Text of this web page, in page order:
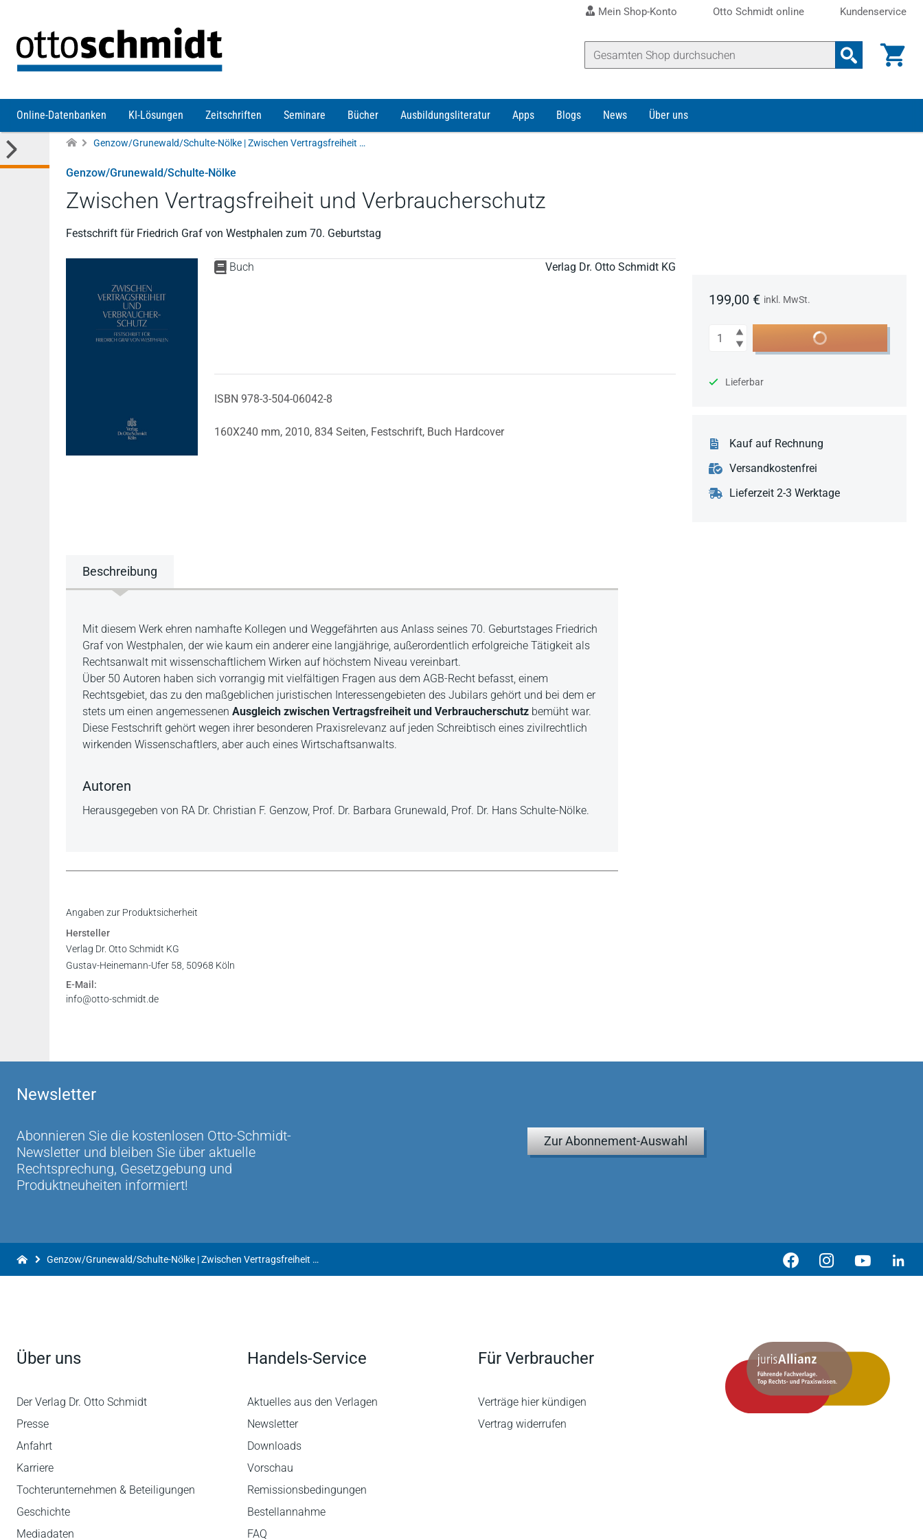
Mein Shop-Konto Otto Schmidt online Kundenservice
Online-Datenbanken KI-Lösungen Zeitschriften Seminare Bücher Ausbildungsliteratur Apps Blogs News Über uns
Genzow/Grunewald/Schulte-Nölke | Zwischen Vertragsfreiheit und Verbraucherschutz
Genzow/Grunewald/Schulte-Nölke
Zwischen Vertragsfreiheit und Verbraucherschutz
Festschrift für Friedrich Graf von Westphalen zum 70. Geburtstag
Buch Verlag Dr. Otto Schmidt KG
ISBN 978-3-504-06042-8
160X240 mm, 2010, 834 Seiten, Festschrift, Buch Hardcover
199,00 € inkl. MwSt.
Anzahl In den Warenkorb
Lieferbar
Kauf auf Rechnung
Versandkostenfrei
Lieferzeit 2-3 Werktage
Beschreibung
Beschreibung
Mit diesem Werk ehren namhafte Kollegen und Weggefährten aus Anlass seines 70. Geburtstages Friedrich
Graf von Westphalen, der wie kaum ein anderer eine langjährige, außerordentlich erfolgreiche Tätigkeit als
Rechtsanwalt mit wissenschaftlichem Wirken auf höchstem Niveau vereinbart.
Über 50 Autoren haben sich vorrangig mit vielfältigen Fragen aus dem AGB-Recht befasst, einem
Rechtsgebiet, das zu den maßgeblichen juristischen Interessengebieten des Jubilars gehört und bei dem er
stets um einen angemessenen Ausgleich zwischen Vertragsfreiheit und Verbraucherschutz bemüht war.
Diese Festschrift gehört wegen ihrer besonderen Praxisrelevanz auf jeden Schreibtisch eines zivilrechtlich
wirkenden Wissenschaftlers, aber auch eines Wirtschaftsanwalts.
Autoren
Herausgegeben von RA Dr. Christian F. Genzow, Prof. Dr. Barbara Grunewald, Prof. Dr. Hans Schulte-Nölke.
Angaben zur Produktsicherheit
Hersteller
Verlag Dr. Otto Schmidt KG
Gustav-Heinemann-Ufer 58, 50968 Köln
E-Mail:
info@otto-schmidt.de
Newsletter
Abonnieren Sie die kostenlosen Otto-Schmidt-
Newsletter und bleiben Sie über aktuelle
Rechtsprechung, Gesetzgebung und
Produktneuheiten informiert!
Zur Abonnement-Auswahl
Genzow/Grunewald/Schulte-Nölke | Zwischen Vertragsfreiheit und Verbraucherschutz
Über uns
Der Verlag Dr. Otto Schmidt
Presse
Anfahrt
Karriere
Tochterunternehmen & Beteiligungen
Geschichte
Mediadaten
Handels-Service
Aktuelles aus den Verlagen
Newsletter
Downloads
Vorschau
Remissionsbedingungen
Bestellannahme
FAQ
Für Verbraucher
Verträge hier kündigen
Vertrag widerrufen